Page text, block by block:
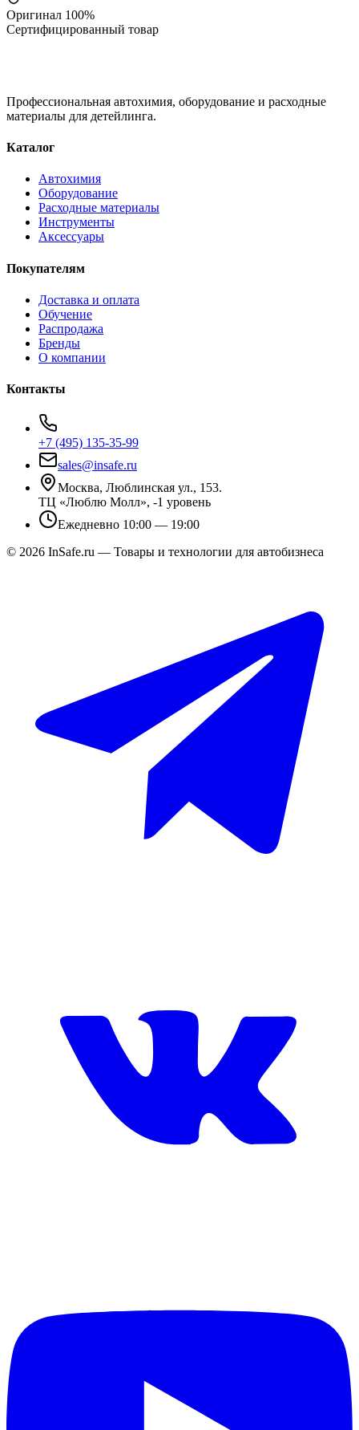
Оригинал 100%
Сертифицированный товар
Профессиональная автохимия, оборудование и расходные
материалы для детейлинга.
Каталог
Автохимия
Оборудование
Расходные материалы
Инструменты
Аксессуары
Покупателям
Доставка и оплата
Обучение
Распродажа
Бренды
О компании
Контакты
+7 (495) 135-35-99
sales@insafe.ru
Москва, Люблинская ул., 153.
ТЦ «Люблю Молл», -1 уровень
Ежедневно 10:00 — 19:00
© 2026 InSafe.ru — Товары и технологии для автобизнеса